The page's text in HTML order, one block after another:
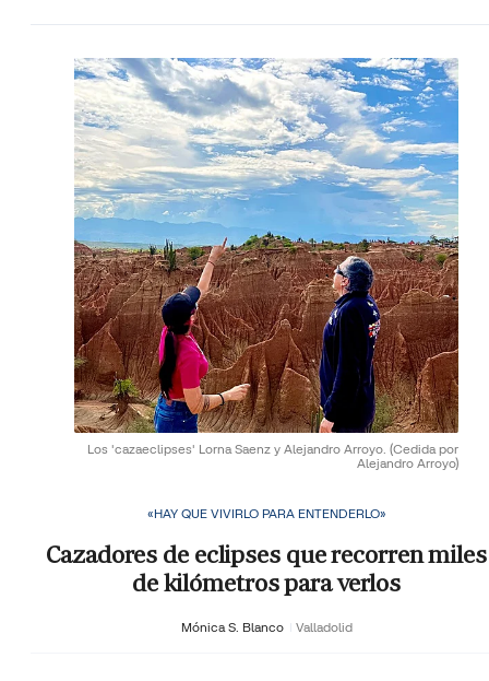
Los 'cazaeclipses' Lorna Saenz y Alejandro Arroyo. (Cedida por
Alejandro Arroyo)
«HAY QUE VIVIRLO PARA ENTENDERLO»
Cazadores de eclipses que recorren miles
de kilómetros para verlos
Mónica S. Blanco Valladolid